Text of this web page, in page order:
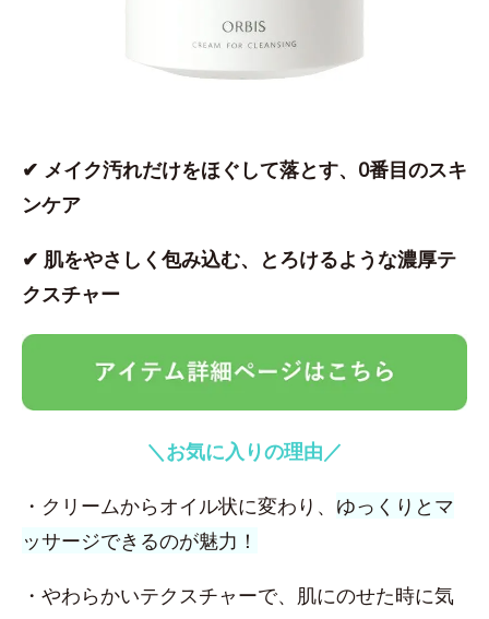
✔ メイク汚れだけをほぐして落とす、0番目のスキ
ンケア
✔ 肌をやさしく包み込む、とろけるような濃厚テ
クスチャー
＼お気に入りの理由／
・クリームからオイル状に変わり、 ゆっくりとマ
ッサージできるのが魅力！
・やわらかいテクスチャーで、肌にのせた時に気